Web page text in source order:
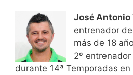
José Antonio
entrenador
más de 18
2º
durante 14ª Temporadas